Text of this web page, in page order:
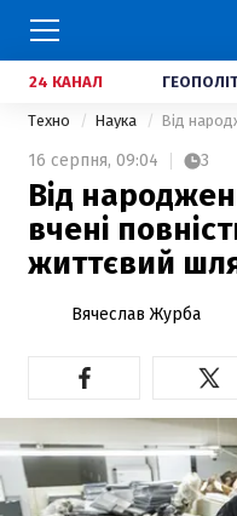
24 КАНАЛ
Техно Наука
16 серпня, 09:04 3
Від
вчені
життєвий
Вячеслав Журба